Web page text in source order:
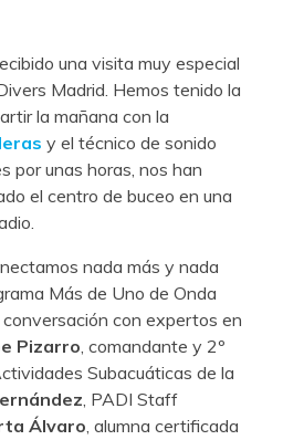
una visita muy especial
Madrid. Hemos tenido la
la mañana con la
y el técnico de sonido
por unas horas, nos han
el centro de buceo en una
nada más y nada
Más de Uno de Onda
con expertos en
Pizarro, comandante y 2º
Subacuáticas de la
, PADI Staff
Álvaro, alumna certificada